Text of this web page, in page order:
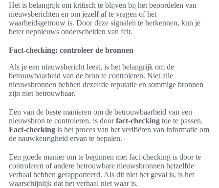
Het is belangrijk om kritisch te blijven bij het beoordelen van
nieuwsberichten en om jezelf af te vragen of het
waarheidsgetrouw is. Door deze signalen te herkennen, kun je
beter nepnieuws onderscheiden van feit.
Fact-checking: controleer de bronnen
Als je een nieuwsbericht leest, is het belangrijk om de
betrouwbaarheid van de bron te controleren. Niet alle
nieuwsbronnen hebben dezelfde reputatie en sommige bronnen
zijn niet betrouwbaar.
Een van de beste manieren om de betrouwbaarheid van een
nieuwsbron te controleren, is doorfact-checking toe te passen.
Fact-checking is het proces van het verifiëren van informatie om
de nauwkeurigheid ervan te bepalen.
Een goede manier om te beginnen met fact-checking is door te
controleren of andere betrouwbare nieuwsbronnen hetzelfde
verhaal hebben gerapporteerd. Als dit niet het geval is, is het
waarschijnlijk dat het verhaal niet waar is.